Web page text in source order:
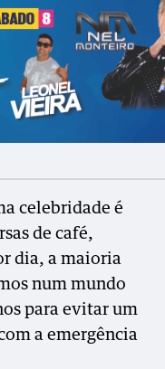
celebridade é
de café,
dia, a maioria
num mundo
para evitar um
a emergência